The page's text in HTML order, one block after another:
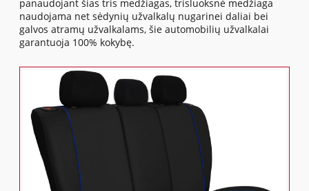
panaudojant šias tris medžiagas, trisluoksnė medžiaga
naudojama net sėdynių užvalkalų nugarinei daliai bei
galvos atramų užvalkalams, šie automobilių užvalkalai
garantuoja 100% kokybę.